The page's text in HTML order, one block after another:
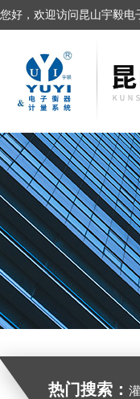
您好，欢迎访问昆山宇毅电
热门搜索：